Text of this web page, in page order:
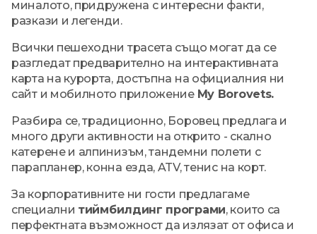
миналото, придружена с интересни факти,
разкази и легенди.
Всички пешеходни трасета също могат да се
разгледат предварително на интерактивната
карта на курорта, достъпна на официалния ни
сайт и мобилното приложение My Borovets.
Разбира се, традиционно, Боровец предлага и
много други активности на открито - скално
катерене и алпинизъм, тандемни полети с
парапланер, конна езда, ATV, тенис на корт.
За корпоративните ни гости предлагаме
специални тиймбилдинг програми, които са
перфектната възможност да излязат от офиса и